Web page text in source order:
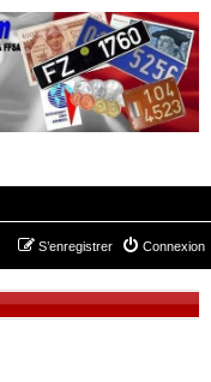
Connexion
S’enregistrer